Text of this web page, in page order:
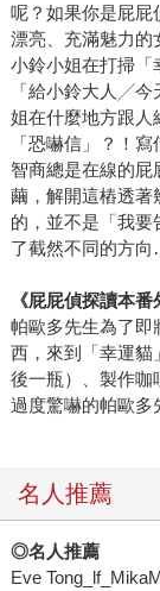
呢？如果你是屁
漂亮、充滿魅力的
小鈴小姐在打掃「
「給小鈴大人╱
姐在什麼地方跟人
「恐嚇信」？！
智商總是在線的屁
繭，解開這樁透著
的，並不是「我
了截然不同的方
《屁屁偵探讀本
帕歐多先生為了即
西，來到「幸運貓
後一瓶）、製作咖
過度驚嚇的帕歐
名人推薦
◎名人推薦
Eve